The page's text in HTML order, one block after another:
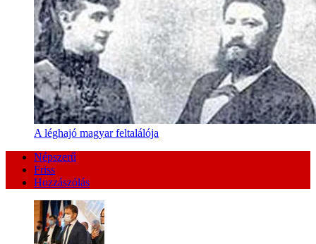
A léghajó magyar feltalálója
Népszerű
Friss
Hozzászólás